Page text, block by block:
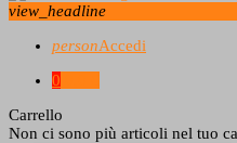
view_headline
personAccedi
0
Carrello
Non ci sono più articoli nel tuo